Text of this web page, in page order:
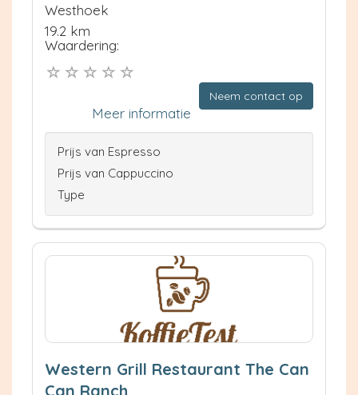
Westhoek
19.2 km
Waardering:
Neem contact op
Meer informatie
Prijs van Espresso
Prijs van Cappuccino
Type
Western Grill Restaurant The Can
Can Ranch